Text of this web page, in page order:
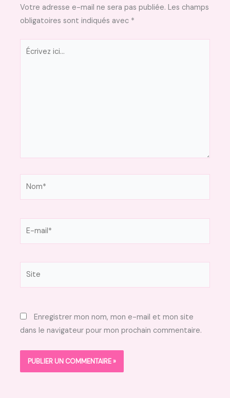
Votre adresse e-mail ne sera pas publiée. Les champs
obligatoires sont indiqués avec *
Écrivez
Enregistrer mon nom, mon e-mail et mon site
dans le navigateur pour mon prochain commentaire.